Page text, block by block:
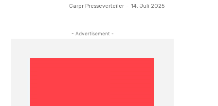
Carpr Presseverteiler - 14. Juli 2025
- Advertisement -